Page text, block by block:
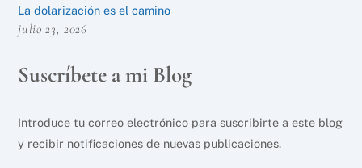
La dolarización es el camino
julio 23, 2026
Suscríbete a mi Blog
Introduce tu correo electrónico para suscribirte a este blog
y recibir notificaciones de nuevas publicaciones.